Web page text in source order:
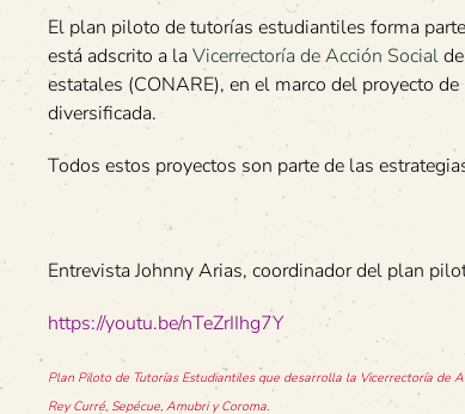
El plan piloto de tutorías estudiantiles forma
está adscrito a laVicerrectoría de Acción Social
estatales (CONARE), en el marco del proyecto
diversificada.
Todos estos proyectos son parte de las
Entrevista Johnny Arias, coordinador del plan
https://youtu.be/nTeZrIIhg7Y
Plan Piloto de Tutorías Estudiantiles que desarrolla la Vicerrectoría de
Rey Curré, Sepécue, Amubri y Coroma.